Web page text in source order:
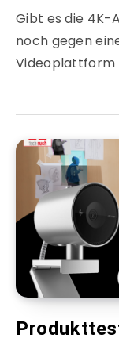
Gibt es die 4K-
noch gegen
Videoplattform